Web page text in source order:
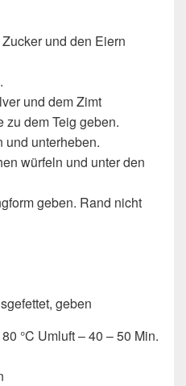
und den Eiern
und dem Zimt
dem Teig geben.
und unterheben.
würfeln und unter den
geben. Rand nicht
geben
°C Umluft – 40 – 50 Min.